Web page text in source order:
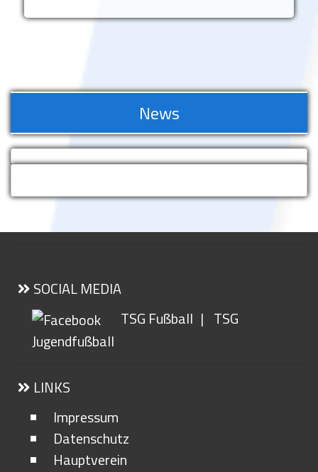
News
SOCIAL MEDIA
TSG Fußball | TSG
Jugendfußball
LINKS
Impressum
Datenschutz
Hauptverein